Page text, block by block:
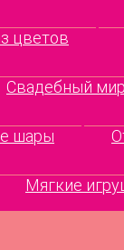
цветов
Свадебный мир
шары
Мягкие